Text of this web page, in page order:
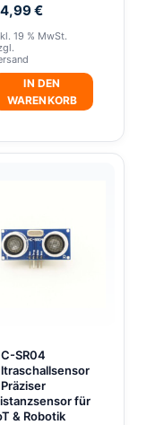
€
19 % MwSt.
IN DEN
WARENKORB
SR04
für
& Robotik